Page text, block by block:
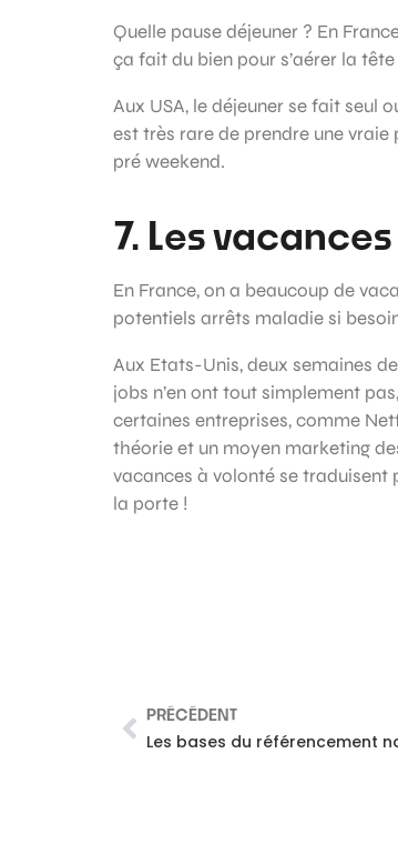
Quelle pause déjeuner ? En
ça fait du bien pour s’aérer la
Aux USA, le déjeuner se fait seul
est très rare de prendre une
pré weekend.
7. Les vacances
En France, on a beaucoup de
potentiels arrêts maladie si
Aux Etats-Unis, deux semaines
jobs n’en ont tout simplement
certaines entreprises, comme
théorie et un moyen marketing
vacances à volonté se traduisent
la porte !
PRÉCÉDENT
Les bases du référencement